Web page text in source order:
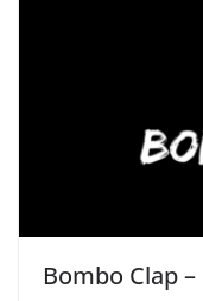
Bombo Clap